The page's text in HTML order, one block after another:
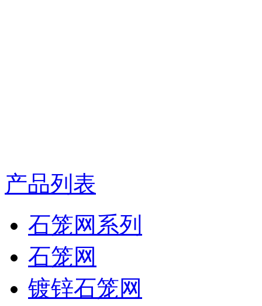
产品列表
石笼网系列
石笼网
镀锌石笼网